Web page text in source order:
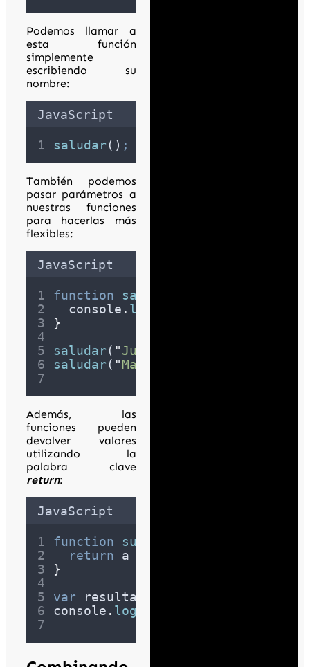
Podemos llamar a
esta función
simplemente
escribiendo su
nombre:
JavaScript
saludar() ;
También podemos
pasar parámetros a
nuestras funciones
para hacerlas más
flexibles:
JavaScript
function saludar
console . log
}
saludar( "Juan
saludar( "María
Además, las
funciones pueden
devolver valores
utilizando la
palabra clave
return:
JavaScript
function sumar
return
a
}
var
resultado
console . log